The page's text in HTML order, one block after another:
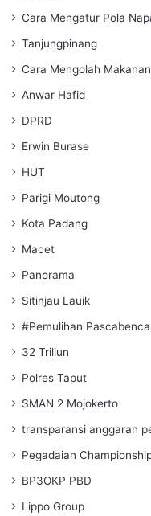
Cara Mengatur Pola
Tanjungpinang
Cara Mengolah Makanan
Anwar Hafid
DPRD
Erwin Burase
HUT
Parigi Moutong
Kota Padang
Macet
Panorama
Sitinjau Lauik
#Pemulihan
32 Triliun
Polres Taput
SMAN 2 Mojokerto
transparansi anggaran
Pegadaian
BP3OKP PBD
Lippo Group